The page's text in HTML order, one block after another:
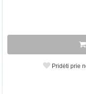
Pridėti prie